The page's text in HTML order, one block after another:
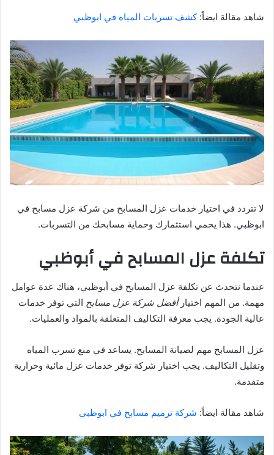
شاهد مقالة ايضاً:كشف تسربات المياه في ابوظبي
لا تتردد في اختيار خدمات عزل المسابح من شركة عزل مسابح في
ابوظبي. هذا يحمي استثمارك وحماية مسابحك من التسربات.
تكلفة عزل المسابح في أبوظبي
عندما نتحدث عن تكلفة عزل المسابح في أبوظبي، هناك عدة عوامل
مهمة. من المهم اختيارأفضل شركة عزل مسابح التي توفر خدمات
عالية الجودة. يجب معرفة التكاليف المتعلقة بالمواد والعمليات.
عزل المسابح مهم لصيانة المسابح. يساعد في منع تسرب المياه
وتقليل التكاليف. يجب اختيار شركة توفر خدمات عزل مائية وحرارية
متقدمة.
شاهد مقالة ايضاً: شركة ترميم مسابح في ابوظبي